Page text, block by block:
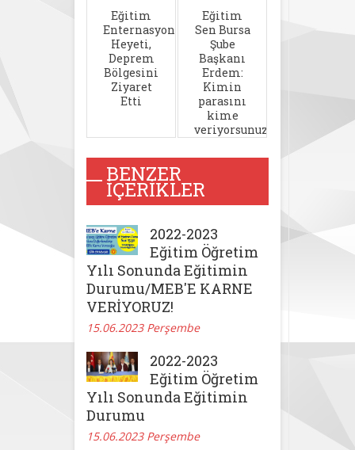
Eğitim
Enternasyonali
Heyeti,
Deprem
Bölgesini
Ziyaret
Etti
Eğitim
Sen Bursa
Şube
Başkanı
Erdem:
Kimin
parasını
kime
veriyorsunuz?
BENZER
İÇERIKLER
2022-2023
Eğitim Öğretim
Yılı Sonunda Eğitimin
Durumu/MEB'E KARNE
VERİYORUZ!
15.06.2023 Perşembe
2022-2023
Eğitim Öğretim
Yılı Sonunda Eğitimin
Durumu
15.06.2023 Perşembe